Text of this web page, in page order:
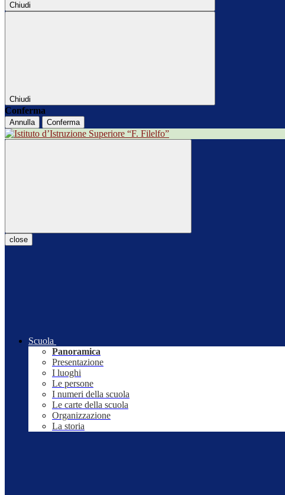
Chiudi
Chiudi
Conferma
Annulla Conferma
close
Scuola
Panoramica
Presentazione
I luoghi
Le persone
I numeri della scuola
Le carte della scuola
Organizzazione
La storia